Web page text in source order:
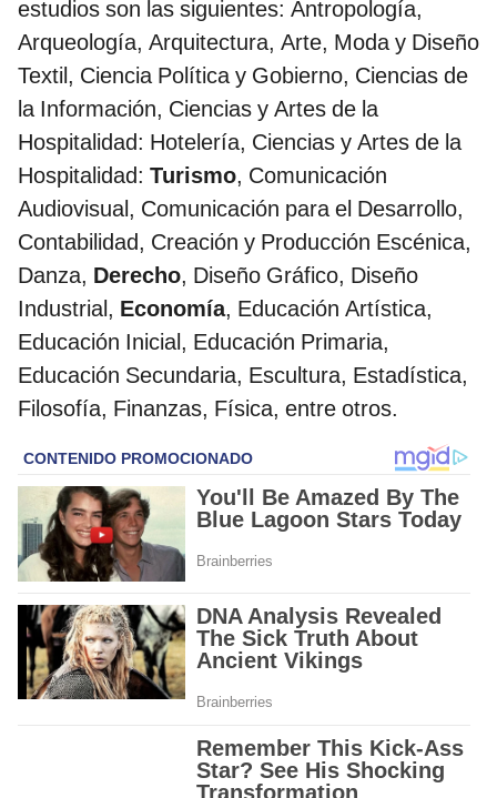
estudios son las siguientes: Antropología,
Arqueología, Arquitectura, Arte, Moda y Diseño
Textil, Ciencia Política y Gobierno, Ciencias de
la Información, Ciencias y Artes de la
Hospitalidad: Hotelería, Ciencias y Artes de la
Hospitalidad: Turismo, Comunicación
Audiovisual, Comunicación para el Desarrollo,
Contabilidad, Creación y Producción Escénica,
Danza, Derecho, Diseño Gráfico, Diseño
Industrial, Economía, Educación Artística,
Educación Inicial, Educación Primaria,
Educación Secundaria, Escultura, Estadística,
Filosofía, Finanzas, Física, entre otros.